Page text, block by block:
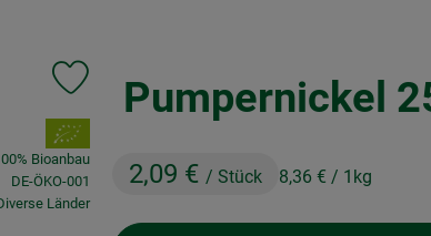
Pumpernickel
2,09 € / Stück 8,36 € / 1kg
Produkt zu Favouriten hinzufügen
, Verband:
Bioanbau
, Kontrollstelle:
DE-ÖKO-001
Länder